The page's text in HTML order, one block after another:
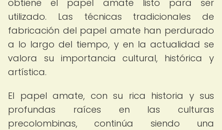
obtiene el papel amate listo para ser
utilizado. Las técnicas tradicionales de
fabricación del papel amate han perdurado
a lo largo del tiempo, y en la actualidad se
valora su importancia cultural, histórica y
artística.
El papel amate, con su rica historia y sus
profundas raíces en las culturas
precolombinas, continúa siendo una